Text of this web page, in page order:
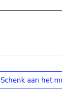
Schenk aan het